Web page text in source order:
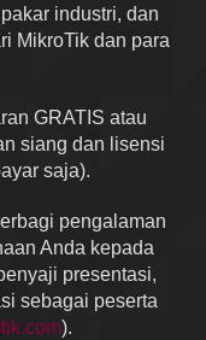
industri, dan
MikroTik dan para
GRATIS atau
siang dan lisensi
saja).
pengalaman
Anda kepada
presentasi,
sebagai peserta
).